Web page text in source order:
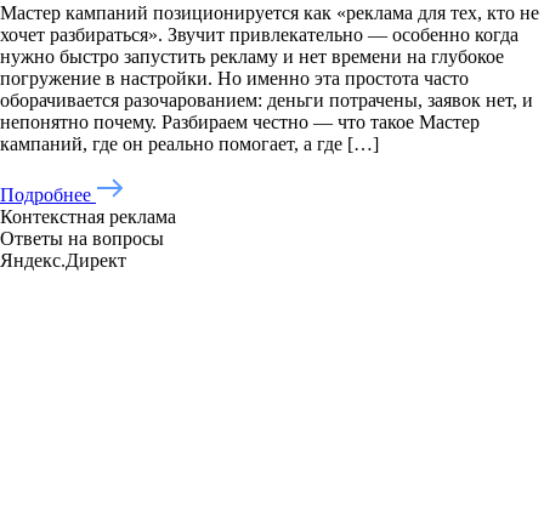
Мастер кампаний позиционируется как «реклама для тех, кто не
хочет разбираться». Звучит привлекательно — особенно когда
нужно быстро запустить рекламу и нет времени на глубокое
погружение в настройки. Но именно эта простота часто
оборачивается разочарованием: деньги потрачены, заявок нет, и
непонятно почему. Разбираем честно — что такое Мастер
кампаний, где он реально помогает, а где […]
Подробнее
Контекстная реклама
Ответы на вопросы
Яндекс.Директ